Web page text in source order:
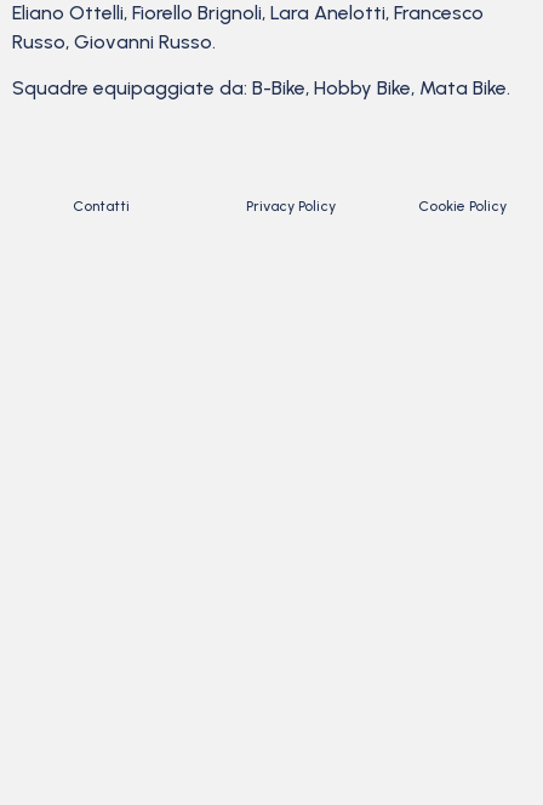
Eliano Ottelli, Fiorello Brignoli, Lara Anelotti, Francesco
Russo, Giovanni Russo.
Squadre equipaggiate da: B-Bike, Hobby Bike, Mata Bike.
Contatti Privacy Policy Cookie Policy